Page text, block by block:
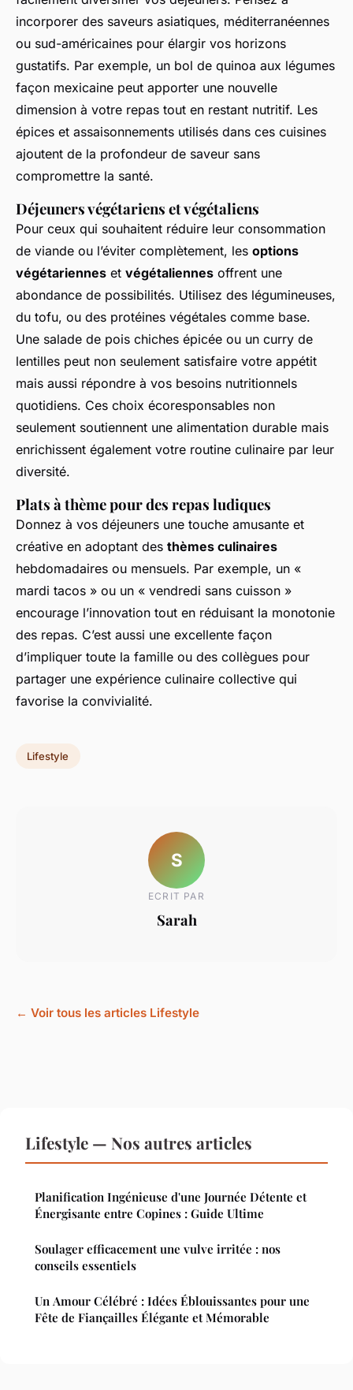
incorporer des saveurs asiatiques, méditerranéennes
ou sud-américaines pour élargir vos horizons
gustatifs. Par exemple, un bol de quinoa aux légumes
façon mexicaine peut apporter une nouvelle
dimension à votre repas tout en restant nutritif. Les
épices et assaisonnements utilisés dans ces cuisines
ajoutent de la profondeur de saveur sans
compromettre la santé.
Déjeuners végétariens et végétaliens
Pour ceux qui souhaitent réduire leur consommation
de viande ou l’éviter complètement, les options
végétariennes et végétaliennes offrent une
abondance de possibilités. Utilisez des légumineuses,
du tofu, ou des protéines végétales comme base.
Une salade de pois chiches épicée ou un curry de
lentilles peut non seulement satisfaire votre appétit
mais aussi répondre à vos besoins nutritionnels
quotidiens. Ces choix écoresponsables non
seulement soutiennent une alimentation durable mais
enrichissent également votre routine culinaire par leur
diversité.
Plats à thème pour des repas ludiques
Donnez à vos déjeuners une touche amusante et
créative en adoptant des thèmes culinaires
hebdomadaires ou mensuels. Par exemple, un «
mardi tacos » ou un « vendredi sans cuisson »
encourage l’innovation tout en réduisant la monotonie
des repas. C’est aussi une excellente façon
d’impliquer toute la famille ou des collègues pour
partager une expérience culinaire collective qui
favorise la convivialité.
Lifestyle
S
ECRIT PAR
Sarah
← Voir tous les articles Lifestyle
Lifestyle — Nos autres articles
Planification Ingénieuse d'une Journée Détente et
Énergisante entre Copines : Guide Ultime
Soulager efficacement une vulve irritée : nos
conseils essentiels
Un Amour Célébré : Idées Éblouissantes pour une
Fête de Fiançailles Élégante et Mémorable